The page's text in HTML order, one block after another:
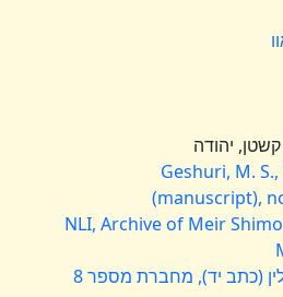
Geshuri, M.
NLI, Archive of Meir
(כתב יד), מחברת מספר 8